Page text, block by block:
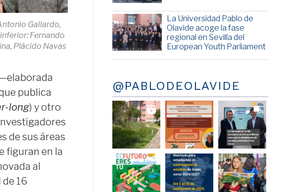
Gallardo,
Fernando
Plácido Navas
publica
long) y otro
de sus áreas
figuran en la
al
16
La Universidad Pablo de
Olavide acoge la fase
regional en Sevilla del
European Youth Parliament
@PABLODEOLAVIDE